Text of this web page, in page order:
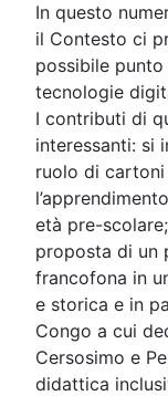
In questo
il Contesto ci
possibile
tecnologie
I contributi di
interessanti: si
ruolo di
età pre-
proposta di un
francofona in
e storica e in
Congo a cui
Cersosimo e
didattica